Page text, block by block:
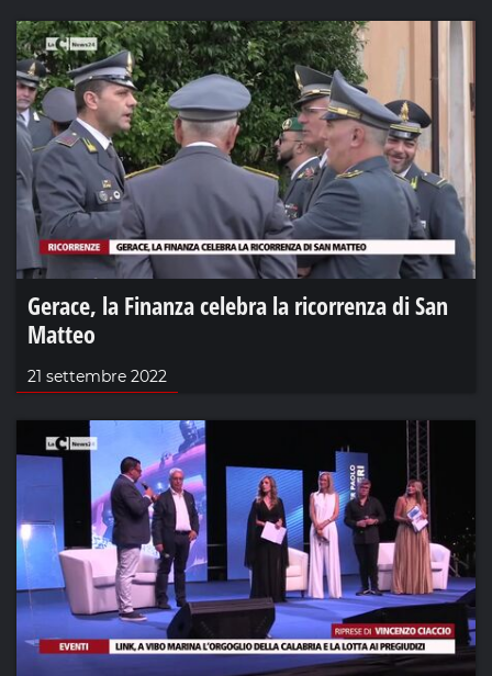
Gerace, la Finanza celebra la ricorrenza di San
Matteo
21 settembre 2022